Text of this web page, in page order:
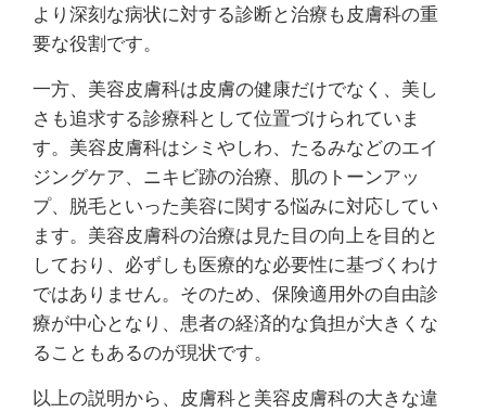
より深刻な病状に対する診断と治療も皮膚科の重
要な役割です。
一方、美容皮膚科は皮膚の健康だけでなく、美し
さも追求する診療科として位置づけられていま
す。美容皮膚科はシミやしわ、たるみなどのエイ
ジングケア、ニキビ跡の治療、肌のトーンアッ
プ、脱毛といった美容に関する悩みに対応してい
ます。美容皮膚科の治療は見た目の向上を目的と
しており、必ずしも医療的な必要性に基づくわけ
ではありません。そのため、保険適用外の自由診
療が中心となり、患者の経済的な負担が大きくな
ることもあるのが現状です。
以上の説明から、皮膚科と美容皮膚科の大きな違